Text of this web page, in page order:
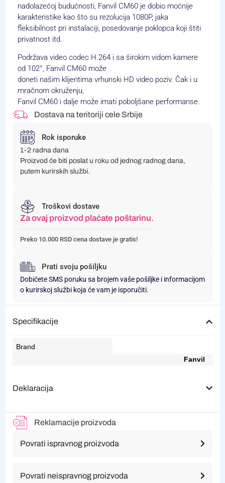
nadolazećoj budućnosti, Fanvil CM60 je dobio moćnije
karakteristike kao što su rezolucija 1080P, jaka
fleksibilnost pri instalaciji, posedovanje poklopca koji štiti
privatnost itd.
Podržava video codec H.264 i sa širokim vidom kamere
od 102°, Fanvil CM60 može
doneti našim klijentima vrhunski HD video poziv. Čak i u
mračnom okruženju,
Fanvil CM60 i dalje može imati poboljšane performanse.
Dostava na teritoriji cele Srbije
Rok isporuke
1-2 radna dana
Proizvod će biti poslat u roku od jednog radnog dana,
putem kurirskih službi.
Troškovi dostave
Za ovaj proizvod plaćate poštarinu.
Preko 10.000 RSD cena dostave je gratis!
Prati svoju pošiljku
Dobićete SMS poruku sa brojem vaše pošiljke i informacijom
o kurirskoj službi koja će vam je isporučiti.
Specifikacije
Brand
Fanvil
Deklaracija
Reklamacije proizvoda
Povrati ispravnog proizvoda
Povrati neispravnog proizvoda